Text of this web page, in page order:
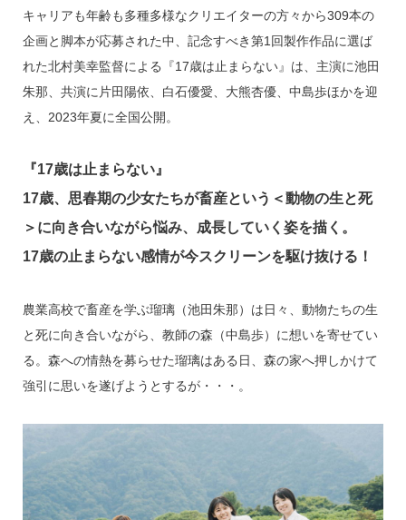
キャリアも年齢も多種多様なクリエイターの方々から309本の
企画と脚本が応募された中、記念すべき第1回製作作品に選ば
れた北村美幸監督による『17歳は止まらない』は、主演に池田
朱那、共演に片田陽依、白石優愛、大熊杏優、中島歩ほかを迎
え、2023年夏に全国公開。
『17歳は止まらない』
17歳、思春期の少女たちが畜産という＜動物の生と死
＞に向き合いながら悩み、成長していく姿を描く。
17歳の止まらない感情が今スクリーンを駆け抜ける！
農業高校で畜産を学ぶ瑠璃（池田朱那）は日々、動物たちの生
と死に向き合いながら、教師の森（中島歩）に想いを寄せてい
る。森への情熱を募らせた瑠璃はある日、森の家へ押しかけて
強引に思いを遂げようとするが・・・。